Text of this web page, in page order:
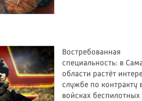
Востребованная
специальность: в
области растёт
службе по контракту
войсках беспилотных